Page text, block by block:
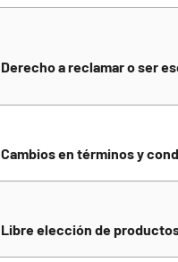
Derecho a reclamar o ser
Cambios en términos y
Libre elección de